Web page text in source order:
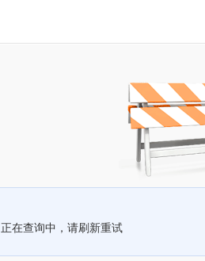
正在查询中，请刷新重试